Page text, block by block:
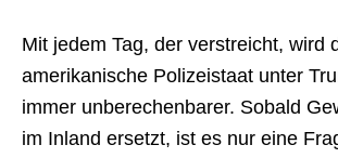
Mit jedem Tag, der verstreicht, wird
amerikanische Polizeistaat unter
immer unberechenbarer. Sobald
im Inland ersetzt, ist es nur eine